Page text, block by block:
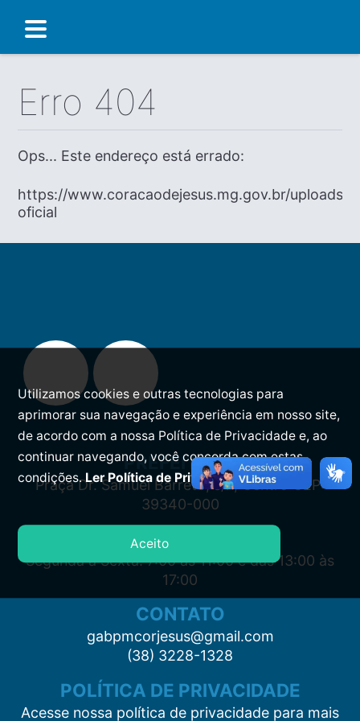
Erro 404
Ops... Este endereço está errado:
https://www.coracaodejesus.mg.gov.br/uploads/
oficial
PREFEITURA
Praça Dr. Samuel Barreto, s/n, Centro CEP:
39340-000
ATENDIMENTO
Segunda à Sexta: 7:00 às 11:00 e das 13:00 às
17:00
CONTATO
gabpmcorjesus@gmail.com
(38) 3228-1328
POLÍTICA DE PRIVACIDADE
Acesse nossa política de privacidade para mais
Utilizamos cookies e outras tecnologias para
aprimorar sua navegação e experiência em nosso site,
de acordo com a nossa Política de Privacidade e, ao
continuar navegando, você concorda com estas
condições.Ler Política de Privacidade.
Aceito